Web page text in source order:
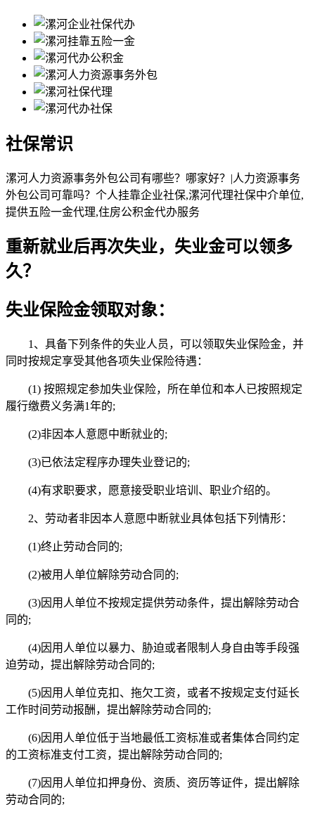
社保常识
漯河人力资源事务外包公司有哪些？哪家好？|人力资源事务
外包公司可靠吗？个人挂靠企业社保,漯河代理社保中介单位,
提供五险一金代理,住房公积金代办服务
重新就业后再次失业，失业金可以领多
久？
失业保险金领取对象：
1、具备下列条件的失业人员，可以领取失业保险金，并
同时按规定享受其他各项失业保险待遇：
(1) 按照规定参加失业保险，所在单位和本人已按照规定
履行缴费义务满1年的;
(2)非因本人意愿中断就业的;
(3)已依法定程序办理失业登记的;
(4)有求职要求，愿意接受职业培训、职业介绍的。
2、劳动者非因本人意愿中断就业具体包括下列情形：
(1)终止劳动合同的;
(2)被用人单位解除劳动合同的;
(3)因用人单位不按规定提供劳动条件，提出解除劳动合
同的;
(4)因用人单位以暴力、胁迫或者限制人身自由等手段强
迫劳动，提出解除劳动合同的;
(5)因用人单位克扣、拖欠工资，或者不按规定支付延长
工作时间劳动报酬，提出解除劳动合同的;
(6)因用人单位低于当地最低工资标准或者集体合同约定
的工资标准支付工资，提出解除劳动合同的;
(7)因用人单位扣押身份、资质、资历等证件，提出解除
劳动合同的;